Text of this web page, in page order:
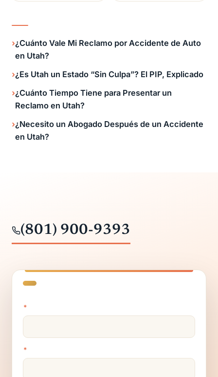
¿Cuánto Vale Mi Reclamo por Accidente de Auto
en Utah?
¿Es Utah un Estado “Sin Culpa”? El PIP, Explicado
¿Cuánto Tiempo Tiene para Presentar un
Reclamo en Utah?
¿Necesito un Abogado Después de un Accidente
en Utah?
(801) 900-9393
*
*